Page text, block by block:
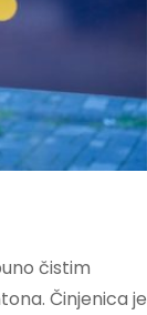
čistim
Činjenica je